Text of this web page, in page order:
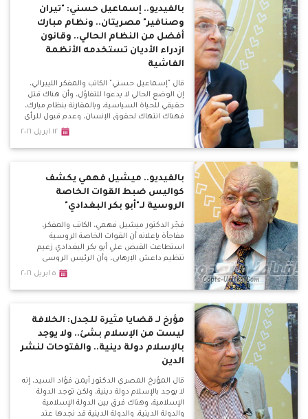
بالفيديو.. إسماعيل حسني: "تيران
وصنافير" مصريتان.. ونظام مبارك
أفضل من النظام الحالي.. وقانون
ازدراء الأديان تستخدمه الأنظمة
الفاشية
قال "إسماعيل حسني" الكاتب والمفكر الليبرالي،
إن الوضع الحالي لا يدعوا للتفاؤل، وأن هناك قتل
حقيقي للحياة السياسية، وبالمقارنة بنظام مبارك،
فهناك انتهاك لحقوق الإنسان، وعدم قبول للرأي
الأخر، وإعلاميين "قعدوا في البيت" بسبب
١٢ ابريل ٢٠١٦
بالفيديو.. ميشيل فهمي يكشف
كواليس ضبط القوات الخاصة
الروسية لـ"أبو بكر البغدادي"
فجّر الدكتور ميشيل فهمي، الكاتب والمفكر،
مفاجأة بإعلانه أن القوات الخاصة الروسية
استطاعت القبض علي أبو بكر البغدادي زعيم
تنظيم داعش الإرهابي، وأن الرئيس الروسي
فلاديمير بوتين هدد الأمريكان بفضح علاقتهم
بالسياسات الأمريكية في عدة ملفات.
٥ ابريل ٢٠١٦
مؤرخ لـ قضايا مثيرة للجدل: الخلافة
ليست من الإسلام بشئ.. ولا يوجد
بالإسلام دولة دينية.. والفتوحات لنشر
الدين
قال المؤرخ المصري الدكتور أيمن فؤاد السيد، إنه
لا يوجد بالإسلام دولة دينية، ولكن توجد الدولة
الإسلامية، وهناك فرق بين الدولة الإسلامية
والدولة الدينية، والدولة الدينية قد نجدها عند